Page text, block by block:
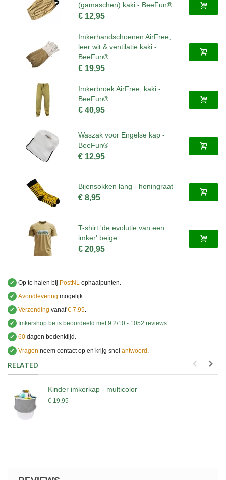
(gamaschen) kaki - BeeFun®
€ 12,95
Imkerhandschoenen AirFree,
leer wit & ventilatie kaki -
BeeFun®
€ 19,95
Imkerbroek AirFree, kaki -
BeeFun®
€ 40,95
Waszak voor Engelse kap -
BeeFun®
€ 12,95
Bijensokken lang - honingraat
€ 8,95
T-shirt 'de evolutie van een
imker' beige
€ 20,95
✔ Op te halen bij PostNL ophaalpunten.
✔ Avondlevering mogelijk.
✔ Verzending vanaf€ 7,95
✔
Imkershop.be is beoordeeld met 9.2/10 - 1052 reviews
✔ 60 dagen bedenktijd.
✔ Vragen neem contact op en krijg snel antwoord
RELATED
Kinder imkerkap - multicolor
€ 19,95